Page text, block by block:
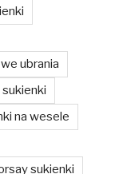
ubrania
na wesele
sukienki